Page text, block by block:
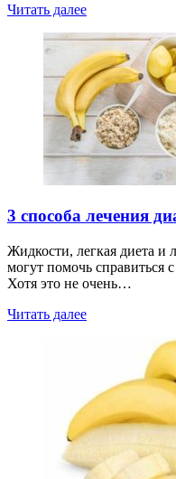
Читать далее
3 способа лечения
Жидкости, легкая диета и
могут помочь справиться
Хотя это не очень…
Читать далее